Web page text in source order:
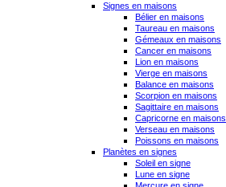
Signes en maisons
Bélier en maisons
Taureau en maisons
Gémeaux en maisons
Cancer en maisons
Lion en maisons
Vierge en maisons
Balance en maisons
Scorpion en maisons
Sagittaire en maisons
Capricorne en maisons
Verseau en maisons
Poissons en maisons
Planètes en signes
Soleil en signe
Lune en signe